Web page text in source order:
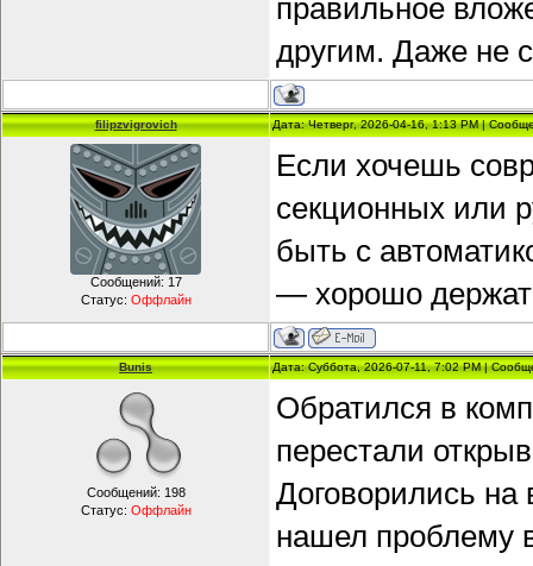
правильное
другим. Даже не
filipzvigrovich Дата: Четверг, 2026-04-16, 1:13 PM |
Сообщений: 17
Статус: Оффлайн
Если хочешь
секционных или
быть с
— хорошо держат
Bunis Дата: Суббота, 2026-07-11, 7:02 PM |
Сообщений: 198
Статус: Оффлайн
Обратился в
перестали
Договорились на
нашел проблему